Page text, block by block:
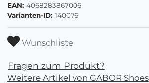
EAN: 4068283867006
Varianten-ID: 140076
Wunschliste
Fragen zum Produkt?
Weitere Artikel von GABOR Shoes